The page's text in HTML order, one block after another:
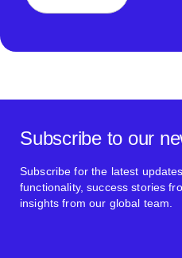
Subscribe to our
Subscribe for the latest
functionality, success stories
insights from our global team.